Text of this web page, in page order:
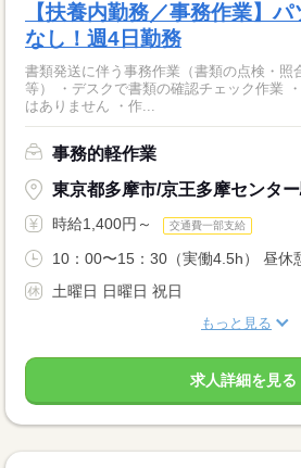
【扶養内勤務／事務作業】
なし！週4日勤務
書類発送に伴う事務作業（書類の点検・照
等） ・デスクで書類の確認チェック作業
はありません ・作...
事務的軽作業
東京都多摩市/京王多摩センター
時給1,400円～ 交通費一部支給
10：00〜15：30（実働4.5h） 昼休
土曜日 日曜日 祝日
もっと見る
求人詳細を見る